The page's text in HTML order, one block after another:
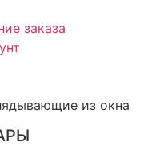
заказа
из окна